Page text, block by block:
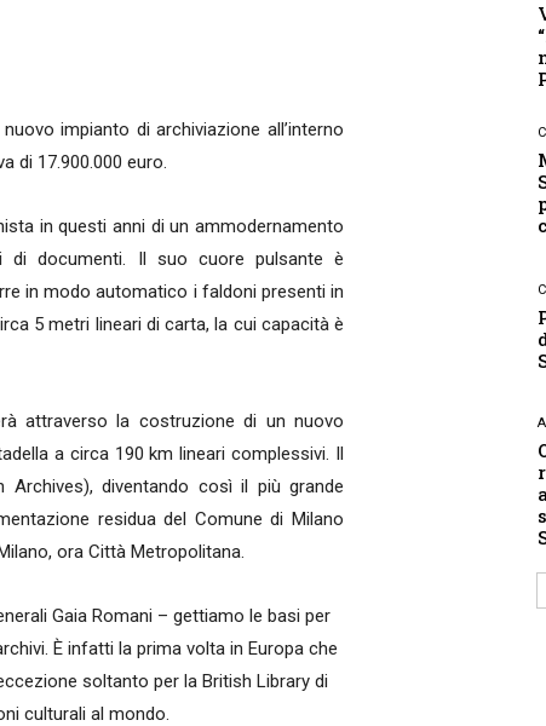
impianto di archiviazione all’interno
di 17.900.000 euro.
in questi anni di un ammodernamento
documenti. Il suo cuore pulsante è
in modo automatico i faldoni presenti in
5 metri lineari di carta, la cui capacità è
attraverso la costruzione di un nuovo
a circa 190 km lineari complessivi. Il
diventando così il più grande
residua del Comune di Milano
ora Città Metropolitana.
Gaia Romani – gettiamo le basi per
È infatti la prima volta in Europa che
soltanto per la British Library di
culturali al mondo.